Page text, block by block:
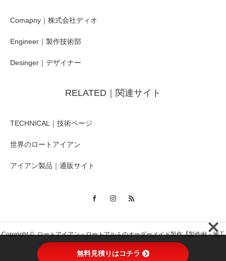
Comapny｜株式会社ディオ
Engineer｜製作技術部
Desinger｜デザイナー
RELATED｜関連サイト
TECHNICAL｜技術ページ
世界のロートアイアン
アイアン製品｜通販サイト
Copyright ©ロートアイアン・ロートアルミのオーダーメイド製作【製作例・施工
例】
無料見積りはコチラ